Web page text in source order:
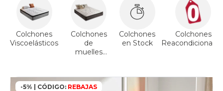
Colchones
Viscoelásticos
Colchones
de
muelles
Colchones
en Stock
Colchones
-5% | CÓDIGO: REBAJAS